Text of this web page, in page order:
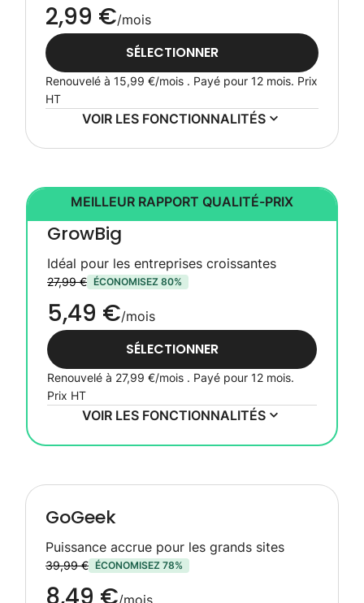
2,99 €/mois
SÉLECTIONNER
Renouvelé à 15,99 €/mois . Payé pour 12 mois. Prix
HT
VOIR LES FONCTIONNALITÉS
MEILLEUR RAPPORT QUALITÉ-PRIX
GrowBig
Idéal pour les entreprises croissantes
27,99 € ÉCONOMISEZ 80%
5,49 €/mois
SÉLECTIONNER
Renouvelé à 27,99 €/mois . Payé pour 12 mois.
Prix HT
VOIR LES FONCTIONNALITÉS
GoGeek
Puissance accrue pour les grands sites
39,99 € ÉCONOMISEZ 78%